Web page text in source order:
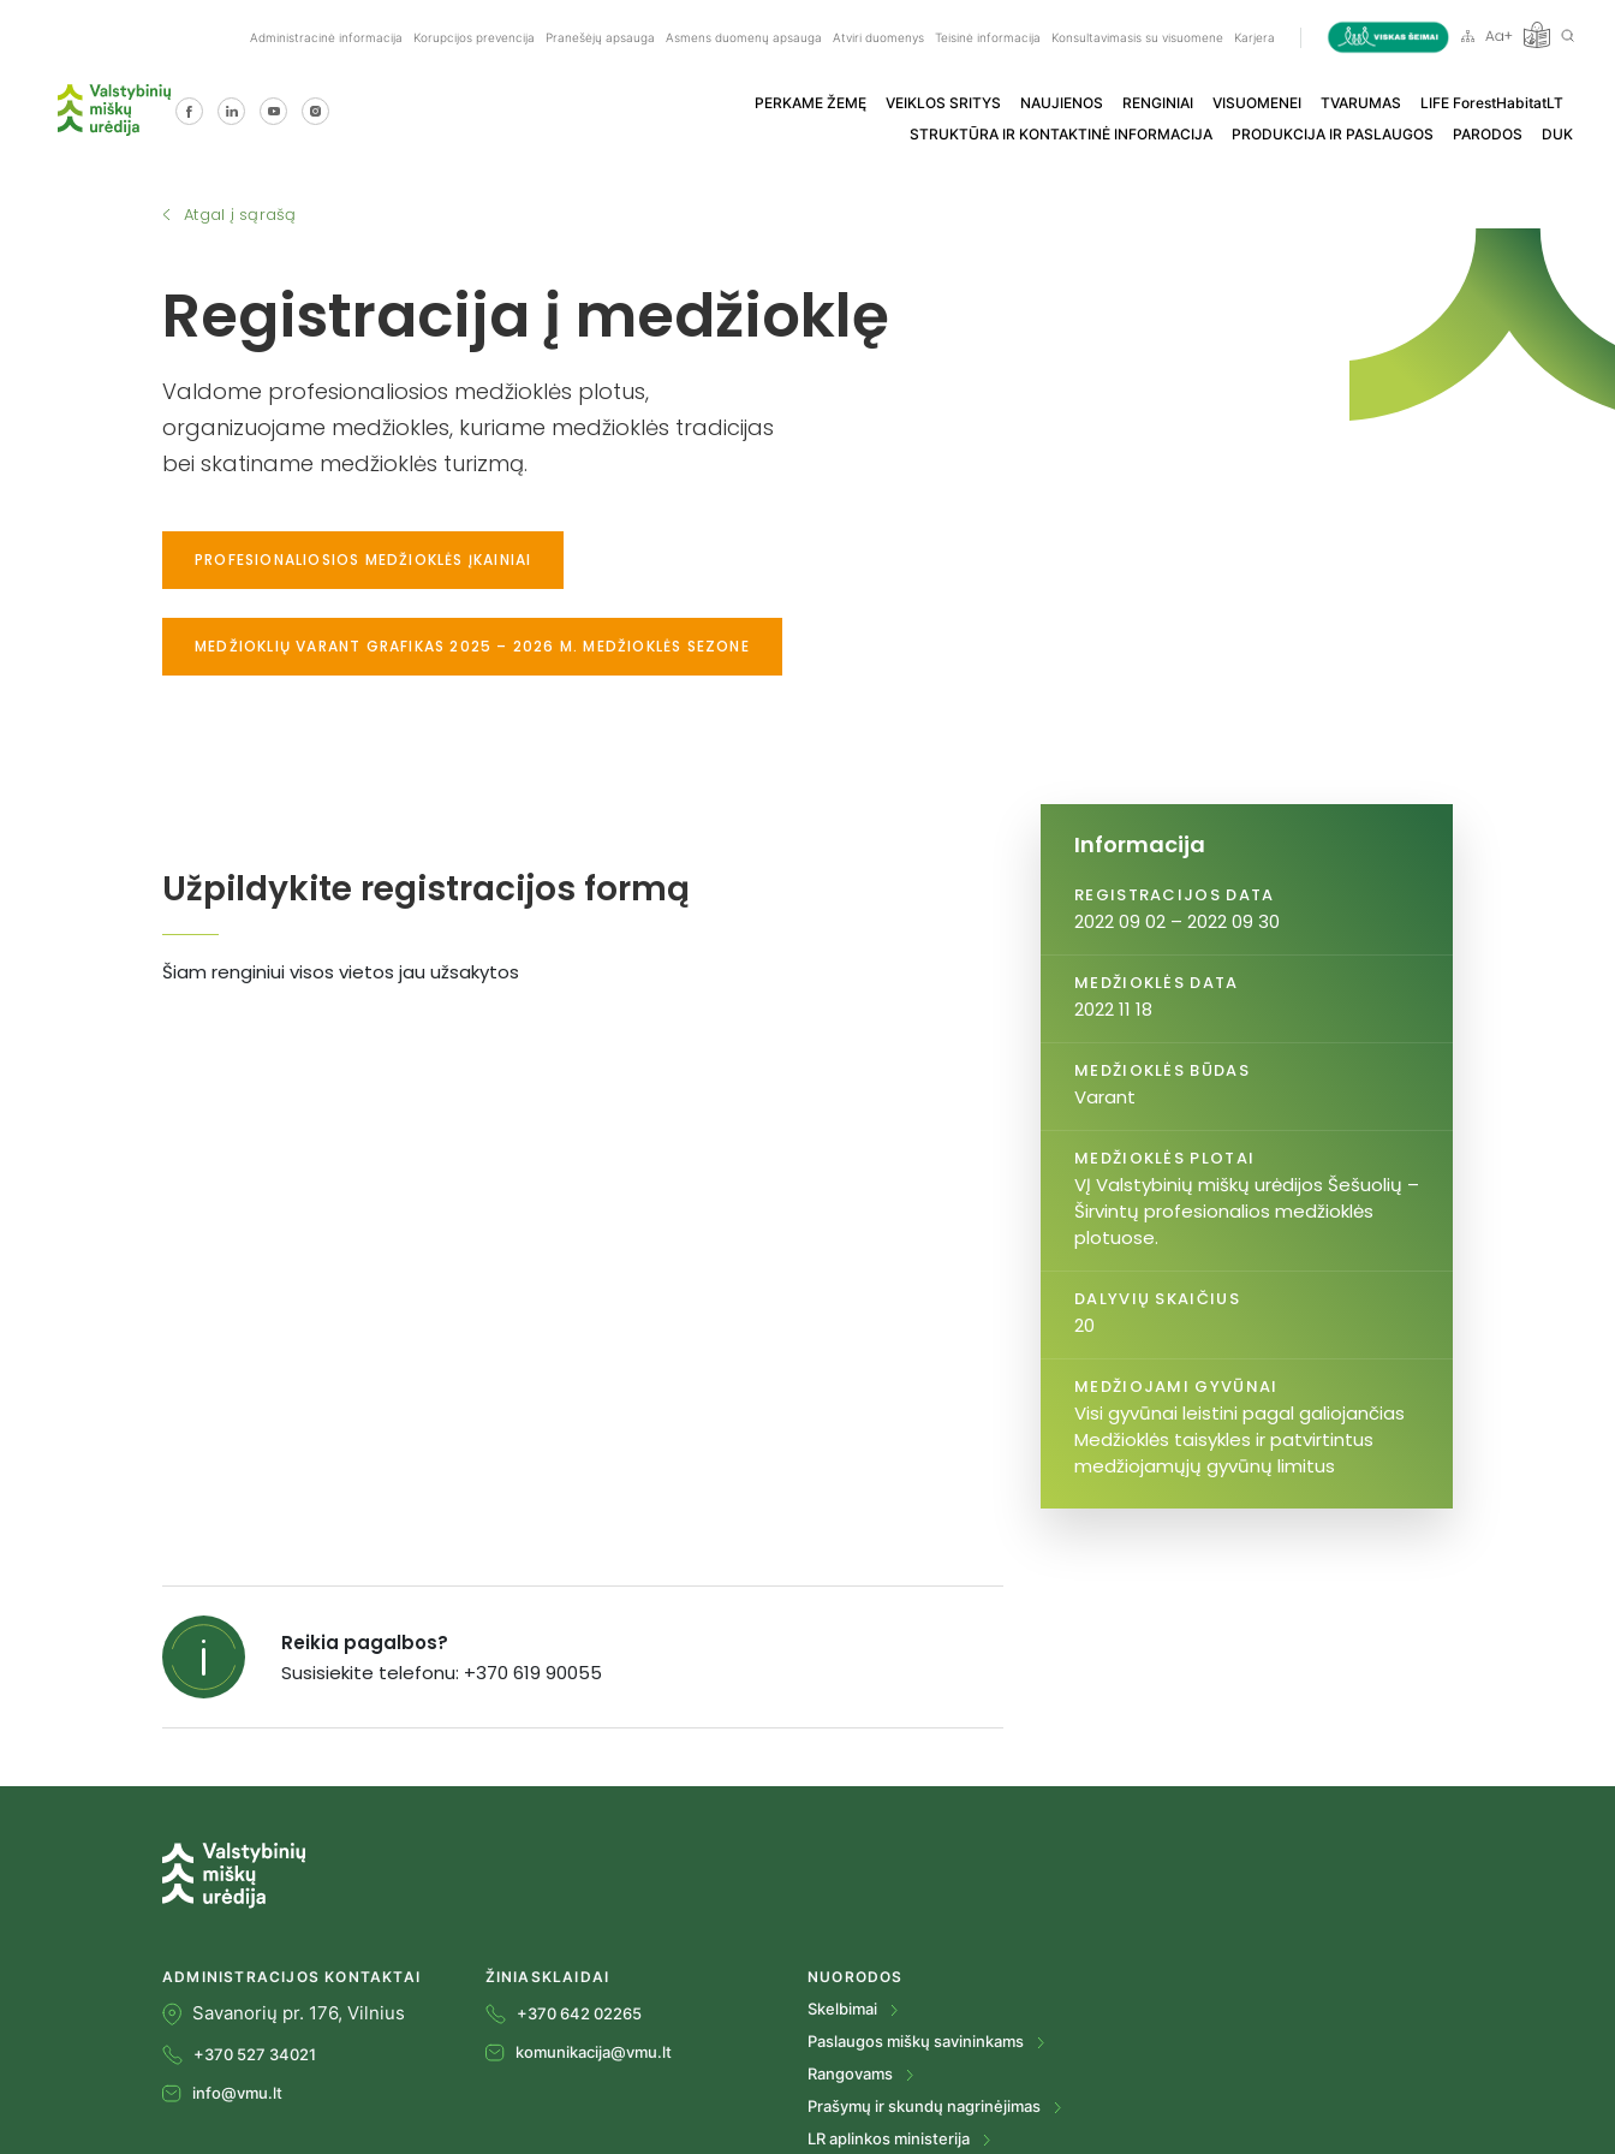
Administracinė informacija Korupcijos prevencija Pranešėjų apsauga Asmens duomenų apsauga Atviri duomenys Teisinė informacija Konsultavimasis su visuomene Karjera
PERKAME ŽEMĘ VEIKLOS SRITYS NAUJIENOS RENGINIAI VISUOMENEI TVARUMAS
LIFE ForestHabitatLT
STRUKTŪRA IR KONTAKTINĖ INFORMACIJA
PRODUKCIJA IR PASLAUGOS PARODOS DUK
Atgal į sąrašą
Registracija į medžioklę
Valdome profesionaliosios medžioklės plotus,
organizuojame medžiokles, kuriame medžioklės tradicijas
bei skatiname medžioklės turizmą.
PROFESIONALIOSIOS MEDŽIOKLĖS ĮKAINIAI
MEDŽIOKLIŲ VARANT GRAFIKAS 2025 – 2026 M. MEDŽIOKLĖS SEZONE
Užpildykite registracijos formą
Šiam renginiui visos vietos jau užsakytos
Informacija
REGISTRACIJOS DATA
2022 09 02 – 2022 09 30
MEDŽIOKLĖS DATA
2022 11 18
MEDŽIOKLĖS BŪDAS
Varant
MEDŽIOKLĖS PLOTAI
VĮ Valstybinių miškų urėdijos Šešuolių –
Širvintų profesionalios medžioklės
plotuose.
DALYVIŲ SKAIČIUS
20
MEDŽIOJAMI GYVŪNAI
Visi gyvūnai leistini pagal galiojančias
Medžioklės taisykles ir patvirtintus
medžiojamųjų gyvūnų limitus
Reikia pagalbos?
Susisiekite telefonu: +370 619 90055
ADMINISTRACIJOS KONTAKTAI
Savanorių pr. 176, Vilnius
+370 527 34021
info@vmu.lt
ŽINIASKLAIDAI
+370 642 02265
komunikacija@vmu.lt
NUORODOS
Skelbimai
Paslaugos miškų savininkams
Rangovams
Prašymų ir skundų nagrinėjimas
LR aplinkos ministerija